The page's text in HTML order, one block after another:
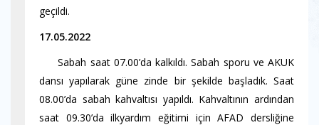
geçildi.
17.05.2022
Sabah saat 07.00’da kalkıldı. Sabah sporu ve AKUK
dansı yapılarak güne zinde bir şekilde başladık. Saat
08.00’da sabah kahvaltısı yapıldı. Kahvaltının ardından
saat 09.30’da ilkyardım eğitimi için AFAD dersliğine